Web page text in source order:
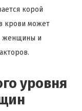
корой
крови может
женщины и
уровня